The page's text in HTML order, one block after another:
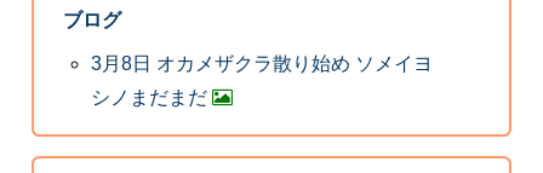
ブログ
3月8日 オカメザクラ散り始め ソメイヨ
シノまだまだ